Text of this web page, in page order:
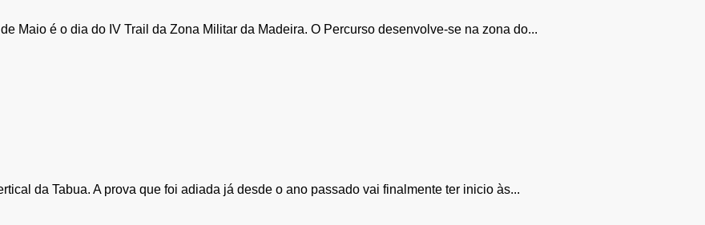
Maio é o dia do IV Trail da Zona Militar da Madeira. O Percurso desenvolve-se na zona do...
da Tabua. A prova que foi adiada já desde o ano passado vai finalmente ter inicio às...